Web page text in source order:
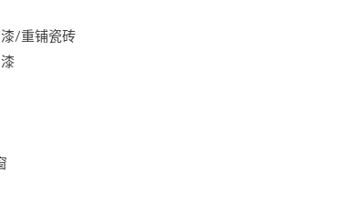
/重铺瓷砖